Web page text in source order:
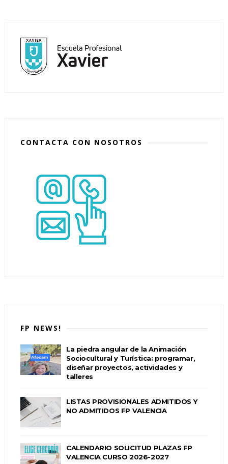
CONTACTA CON NOSOTROS
FP NEWS!
La piedra angular de la Animación
Sociocultural y Turística: programar,
diseñar proyectos, actividades y
talleres
LISTAS PROVISIONALES ADMITIDOS Y
NO ADMITIDOS FP VALENCIA
CALENDARIO SOLICITUD PLAZAS FP
VALENCIA CURSO 2026-2027